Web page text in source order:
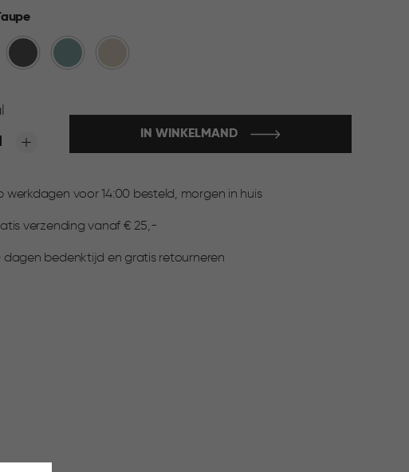
AntracietBlauw Beige
Quantity:
IN WINKELMAND
werkdagen voor 14:00 besteld, morgen in huis
verzending vanaf € 25,-
dagen bedenktijd en gratis retourneren
▶